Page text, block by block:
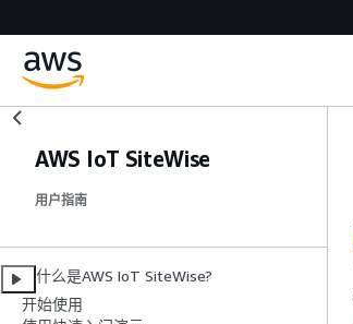
AWS IoT SiteWise
用户指南
什么是AWS IoT SiteWise?
开始使用